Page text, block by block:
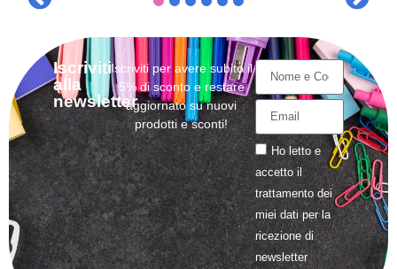
Iscriviti
alla
newsletter
Iscriviti per avere subito il
5% di sconto e restare
aggiornato su nuovi
prodotti e sconti!
Ho letto e
accetto il
trattamentodei
miei dati per la
ricezione di
newsletter